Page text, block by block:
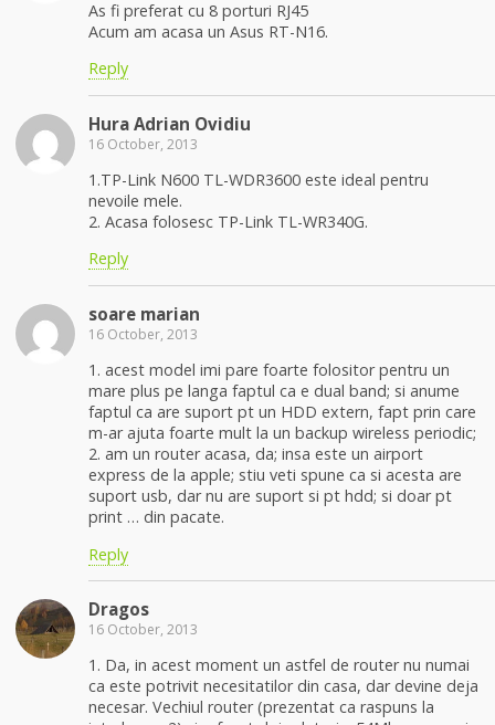
As fi preferat cu 8 porturi RJ45
Acum am acasa un Asus RT-N16.
Reply
Hura Adrian Ovidiu
16 October, 2013
1.TP-Link N600 TL-WDR3600 este ideal pentru
nevoile mele.
2. Acasa folosesc TP-Link TL-WR340G.
Reply
soare marian
16 October, 2013
1. acest model imi pare foarte folositor pentru un
mare plus pe langa faptul ca e dual band; si anume
faptul ca are suport pt un HDD extern, fapt prin care
m-ar ajuta foarte mult la un backup wireless periodic;
2. am un router acasa, da; insa este un airport
express de la apple; stiu veti spune ca si acesta are
suport usb, dar nu are suport si pt hdd; si doar pt
print … din pacate.
Reply
Dragos
16 October, 2013
1. Da, in acest moment un astfel de router nu numai
ca este potrivit necesitatilor din casa, dar devine deja
necesar. Vechiul router (prezentat ca raspuns la